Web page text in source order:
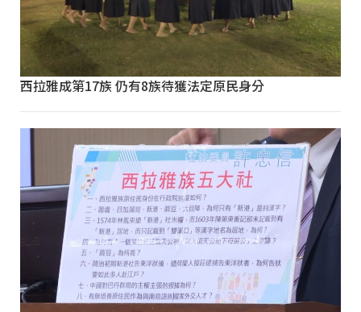
西拉雅成第17族 仍有8族待獲法定原民身分